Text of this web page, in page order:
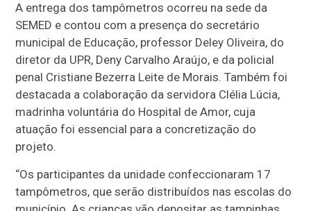
A entrega dos tampômetros ocorreu na sede da
SEMED e contou com a presença do secretário
municipal de Educação, professor Deley Oliveira, do
diretor da UPR, Deny Carvalho Araújo, e da policial
penal Cristiane Bezerra Leite de Morais. Também foi
destacada a colaboração da servidora Clélia Lúcia,
madrinha voluntária do Hospital de Amor, cuja
atuação foi essencial para a concretização do
projeto.
“Os participantes da unidade confeccionaram 17
tampômetros, que serão distribuídos nas escolas do